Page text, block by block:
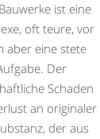
ist eine
oft teure, vor
aber eine stete
Der
Schaden
an originaler
der aus